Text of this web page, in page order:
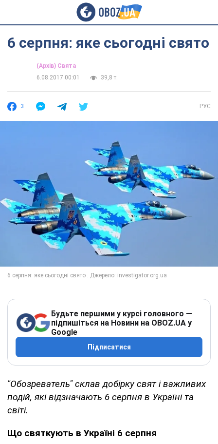
6 серпня: яке сьогодні свято
(Архів) Свята
6.08.2017 00:01
39,8 т.
3 РУС
Будьте першими у курсі головного —
підпишіться на Новини на OBOZ.UA у
Google
Підписатися
"Обозреватель" склав добірку свят і важливих
подій, які відзначають 6 серпня в Україні та
світі.
Що святкують в Україні 6 серпня